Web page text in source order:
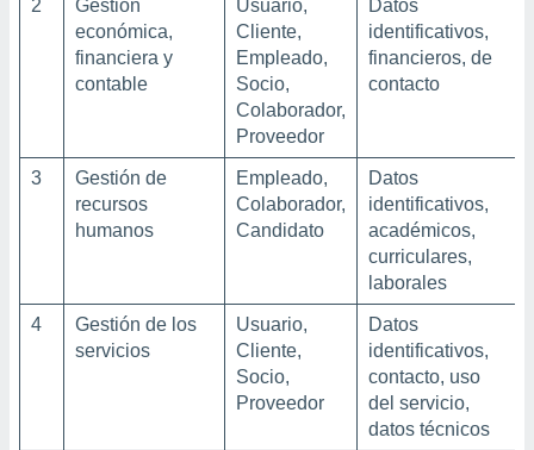
2
Gestión
económica,
financiera y
contable
Usuario,
Cliente,
Empleado,
Socio,
Colaborador,
Proveedor
Datos
identificativos,
financieros, de
contacto
3
Gestión de
recursos
humanos
Empleado,
Colaborador,
Candidato
Datos
identificativos,
académicos,
curriculares,
laborales
4
Gestión de los
servicios
Usuario,
Cliente,
Socio,
Proveedor
Datos
identificativos,
contacto, uso
del servicio,
datos técnicos